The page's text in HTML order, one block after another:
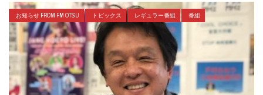
お知らせ FROM FM OTSU トピックス レギュラー番組 番組